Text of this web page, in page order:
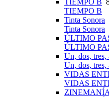
TIEMPO B
TIEMPO B
Tinta Sonora
Tinta Sonora
ÚLTIMO
ÚLTIMO
Un, dos, tres,
Un, dos, tres,
VIDAS
VIDAS